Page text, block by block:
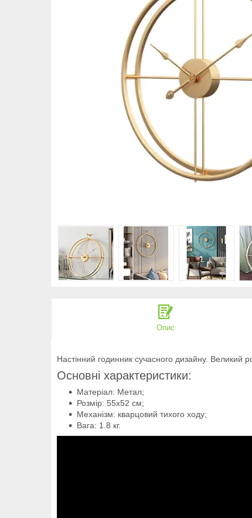
Опис
Настінний годинник сучасного дизайну. Великий
Основні характеристики:
Матеріал: Метал;
Розмір: 55х52 см;
Механізм: кварцовий тихого ходу;
Вага: 1.8 кг.